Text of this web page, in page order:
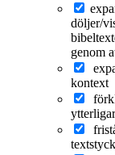
döljer/
genom
kontext